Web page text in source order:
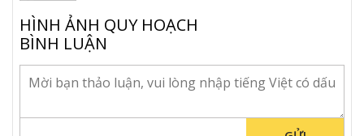
HÌNH ẢNH QUY HOẠCH
BÌNH LUẬN